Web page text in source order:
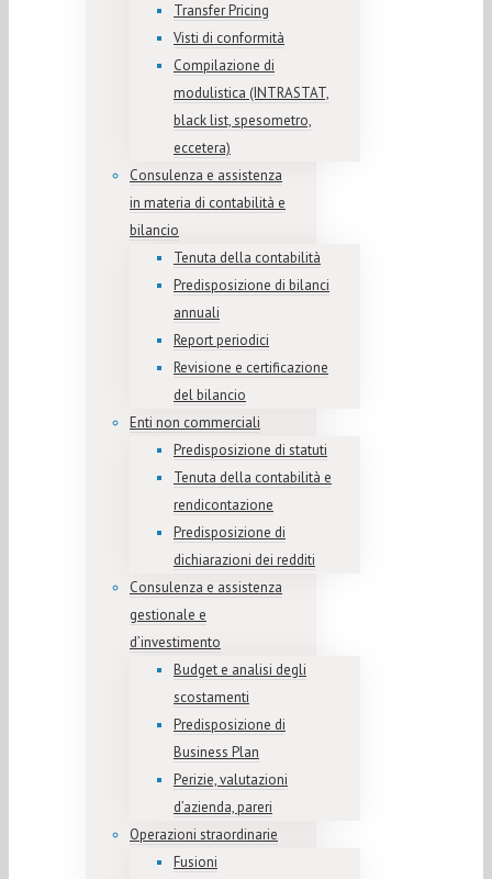
Transfer Pricing
Visti di conformità
Compilazione di
modulistica (INTRASTAT,
black list, spesometro,
eccetera)
Consulenza e assistenza
in materia di contabilità e
bilancio
Tenuta della contabilità
Predisposizione di bilanci
annuali
Report periodici
Revisione e certificazione
del bilancio
Enti non commerciali
Predisposizione di statuti
Tenuta della contabilità e
rendicontazione
Predisposizione di
dichiarazioni dei redditi
Consulenza e assistenza
gestionale e
d’investimento
Budget e analisi degli
scostamenti
Predisposizione di
Business Plan
Perizie, valutazioni
d’azienda, pareri
Operazioni straordinarie
Fusioni